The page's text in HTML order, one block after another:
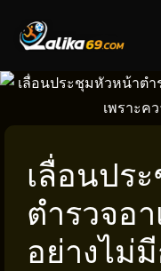
เลื่อนปร
ตำรวจอ
อย่างไม่